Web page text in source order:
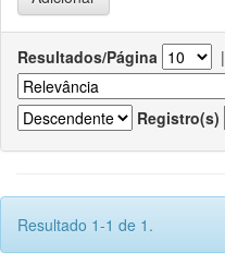
Resultados/Página |
Registro(s)
Resultado 1-1 de 1.